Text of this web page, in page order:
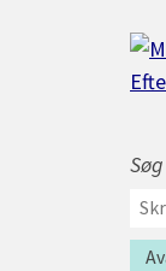
indhold
Søg
til
Søg